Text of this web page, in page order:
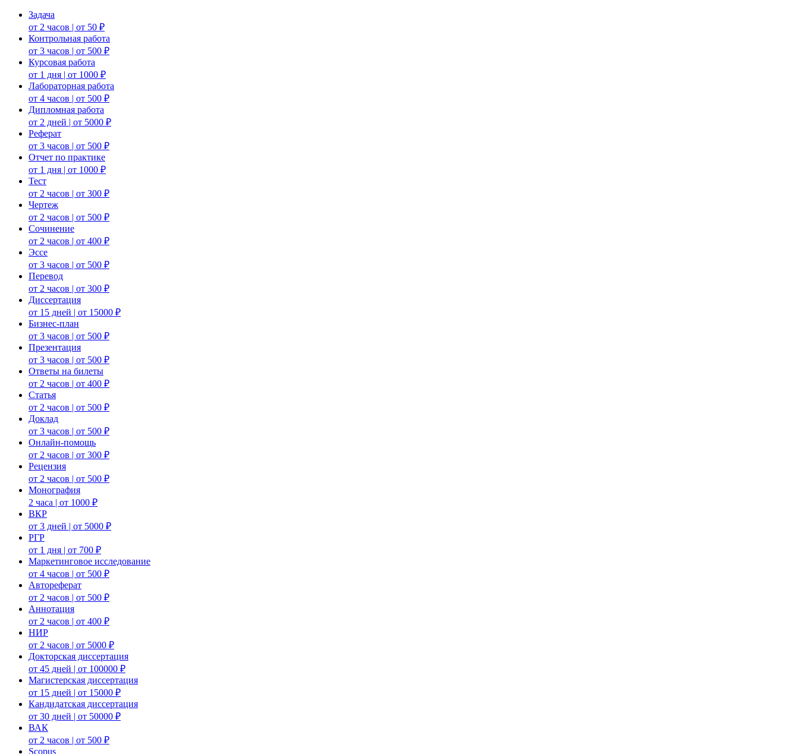
Задача
от 2 часов | от 50 ₽
Контрольная работа
от 3 часов | от 500 ₽
Курсовая работа
от 1 дня | от 1000 ₽
Лабораторная работа
от 4 часов | от 500 ₽
Дипломная работа
от 2 дней | от 5000 ₽
Реферат
от 3 часов | от 500 ₽
Отчет по практике
от 1 дня | от 1000 ₽
Тест
от 2 часов | от 300 ₽
Чертеж
от 2 часов | от 500 ₽
Сочинение
от 2 часов | от 400 ₽
Эссе
от 3 часов | от 500 ₽
Перевод
от 2 часов | от 300 ₽
Диссертация
от 15 дней | от 15000 ₽
Бизнес-план
от 3 часов | от 500 ₽
Презентация
от 3 часов | от 500 ₽
Ответы на билеты
от 2 часов | от 400 ₽
Статья
от 2 часов | от 500 ₽
Доклад
от 3 часов | от 500 ₽
Онлайн-помощь
от 2 часов | от 300 ₽
Рецензия
от 2 часов | от 500 ₽
Монография
2 часа | от 1000 ₽
ВКР
от 3 дней | от 5000 ₽
РГР
от 1 дня | от 700 ₽
Маркетинговое исследование
от 4 часов | от 500 ₽
Автореферат
от 2 часов | от 500 ₽
Аннотация
от 2 часов | от 400 ₽
НИР
от 2 часов | от 5000 ₽
Докторская диссертация
от 45 дней | от 100000 ₽
Магистерская диссертация
от 15 дней | от 15000 ₽
Кандидатская диссертация
от 30 дней | от 50000 ₽
ВАК
от 2 часов | от 500 ₽
Scopus